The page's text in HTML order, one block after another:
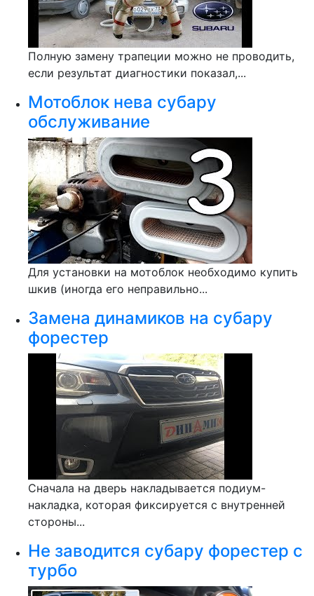
Полную замену трапеции можно не проводить,
если результат диагностики показал,...
Мотоблок нева субару
обслуживание
Для установки на мотоблок необходимо купить
шкив (иногда его неправильно...
Замена динамиков на субару
форестер
Сначала на дверь накладывается подиум-
накладка, которая фиксируется с внутренней
стороны...
Не заводится субару форестер с
турбо